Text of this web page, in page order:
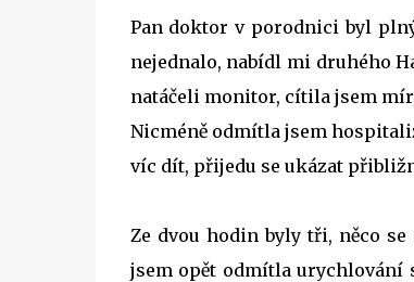
Pan doktor v porodnici byl
nejednalo, nabídl mi druhého
natáčeli monitor, cítila jsem
Nicméně odmítla jsem
víc dít, přijedu se ukázat
Ze dvou hodin byly tři, něco
jsem opět odmítla urychlování